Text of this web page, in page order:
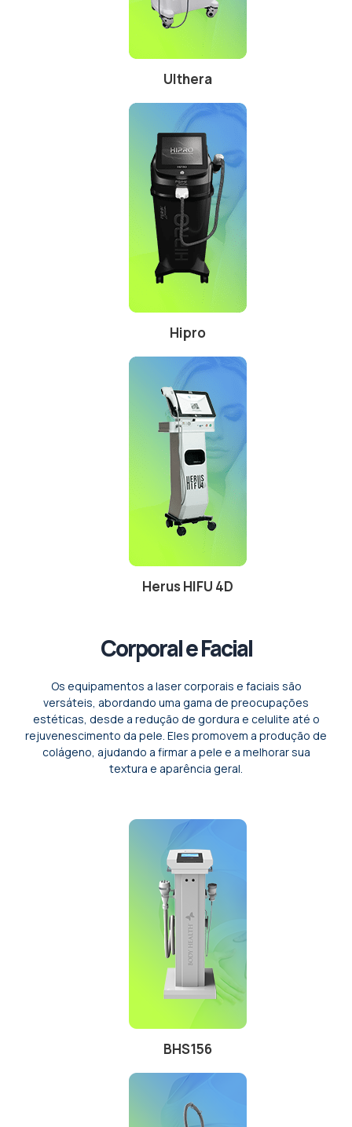
Ulthera
Hipro
Herus HIFU 4D
Corporal e Facial
Os equipamentos a laser corporais e faciais são
versáteis, abordando uma gama de preocupações
estéticas, desde a redução de gordura e celulite até o
rejuvenescimento da pele. Eles promovem a produção de
colágeno, ajudando a firmar a pele e a melhorar sua
textura e aparência geral.
BHS156